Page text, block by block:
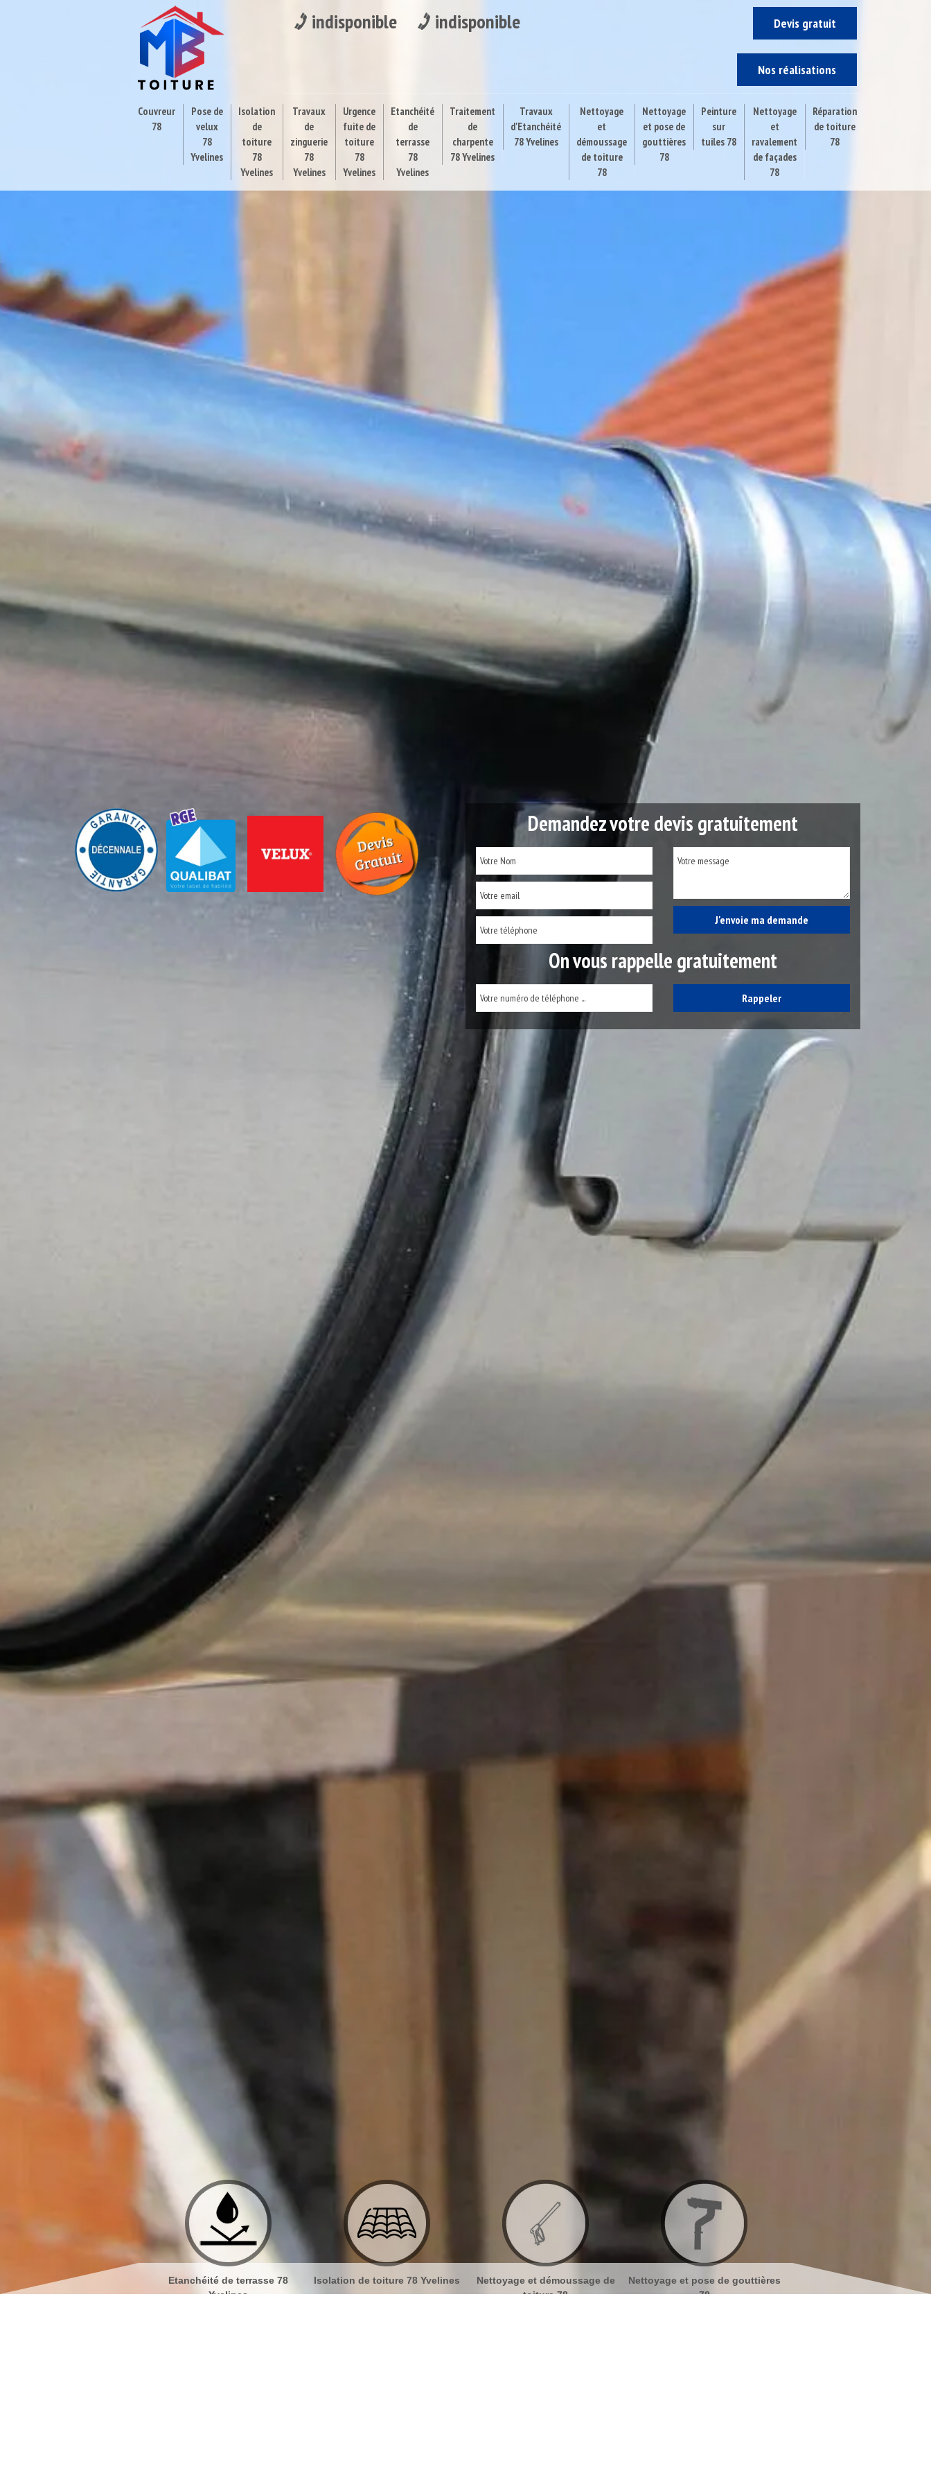
indisponible indisponible Devis gratuit
Nos réalisations
Couvreur
78
Pose de
velux
78
Yvelines
Isolation
de
toiture
78
Yvelines
Travaux
de
zinguerie
78
Yvelines
Urgence
fuite de
toiture
78
Yvelines
Etanchéité
de
terrasse
78
Yvelines
Traitement
de
charpente
78 Yvelines
Travaux
d'Etanchéité
78 Yvelines
Nettoyage
et
démoussage
de toiture
78
Nettoyage
et pose de
gouttières
78
Peinture
sur
tuiles 78
Nettoyage
et
ravalement
de façades
78
Réparation
de toiture
78
Demandez votre devis gratuitement
On vous rappelle gratuitement
Etanchéité de terrasse 78
Yvelines
Isolation de toiture 78 Yvelines
Nettoyage et démoussage de
toiture 78
Nettoyage et pose de gouttières
78
Nettoyage et ravalement de
façades 78
Peinture sur